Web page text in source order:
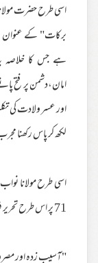
اسی طرح حضرت
ہے جس کا
امان،دشمن پر فتح
اور عسر ولادت
لکھ کر پاس رکھنا
اسی طرح مولانا
71 پر اس طرح تحریر فرمایا ہے کہ:
"آسیب زدہ اور